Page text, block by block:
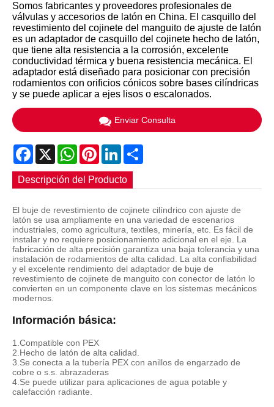
Somos fabricantes y proveedores profesionales de
válvulas y accesorios de latón en China. El casquillo del
revestimiento del cojinete del manguito de ajuste de latón
es un adaptador de casquillo del cojinete hecho de latón,
que tiene alta resistencia a la corrosión, excelente
conductividad térmica y buena resistencia mecánica. El
adaptador está diseñado para posicionar con precisión
rodamientos con orificios cónicos sobre bases cilíndricas
y se puede aplicar a ejes lisos o escalonados.
Enviar Consulta
Facebook
X WhatsApp
PinterestLinkedIn
Descripción del Producto
El buje de revestimiento de cojinete cilíndrico con ajuste de
latón se usa ampliamente en una variedad de escenarios
industriales, como agricultura, textiles, minería, etc. Es fácil de
instalar y no requiere posicionamiento adicional en el eje. La
fabricación de alta precisión garantiza una baja tolerancia y una
instalación de rodamientos de alta calidad. La alta confiabilidad
y el excelente rendimiento del adaptador de buje de
revestimiento de cojinete de manguito con conector de latón lo
convierten en un componente clave en los sistemas mecánicos
modernos.
Información básica:
1.Compatible con PEX
2.Hecho de latón de alta calidad.
3.Se conecta a la tubería PEX con anillos de engarzado de
cobre o s.s. abrazaderas
4.Se puede utilizar para aplicaciones de agua potable y
calefacción radiante.